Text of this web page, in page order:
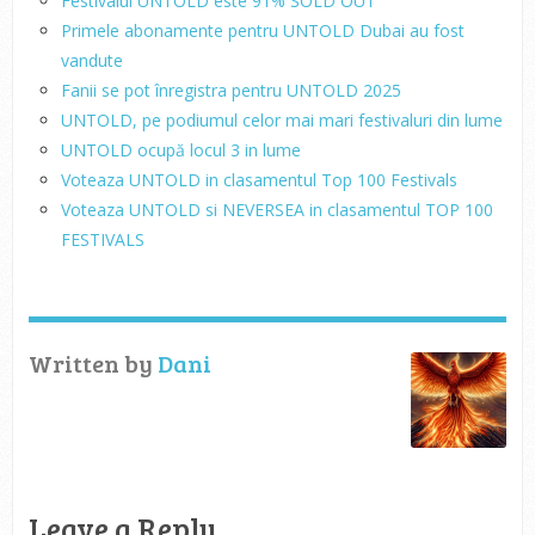
Primele abonamente pentru UNTOLD Dubai au fost
vandute
Fanii se pot înregistra pentru UNTOLD 2025
UNTOLD, pe podiumul celor mai mari festivaluri din lume
UNTOLD ocupă locul 3 in lume
Voteaza UNTOLD in clasamentul Top 100 Festivals
Voteaza UNTOLD si NEVERSEA in clasamentul TOP 100
FESTIVALS
Written by Dani